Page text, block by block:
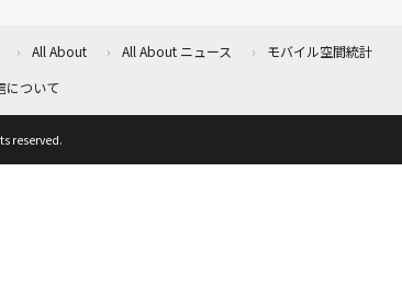
All About All About ニュース
モバイル空間統計
について
reserved.